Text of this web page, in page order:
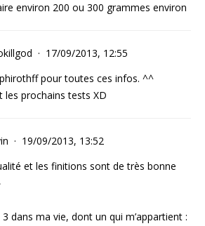
environ 200 ou 300 grammes environ
17/09/2013, 12:55
pour toutes ces infos. ^^
les prochains tests XD
19/09/2013, 13:52
et les finitions sont de très bonne
3 dans ma vie, dont un qui m’appartient :